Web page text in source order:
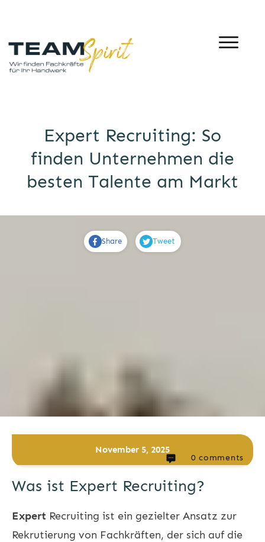
Expert Recruiting: So
finden Unternehmen die
besten Talente am Markt
Share Tweet
November 5, 2025
0 comments
Was ist Expert Recruiting?
Expert Recruiting ist ein gezielter Ansatz zur
Rekrutierung von Fachkräften, der sich auf die